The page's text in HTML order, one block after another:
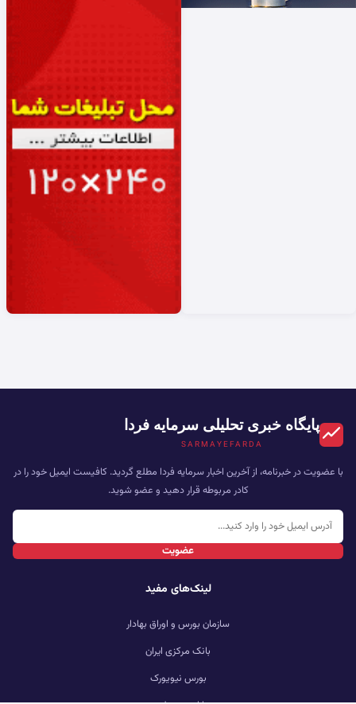
پایگاه خبری تحلیلی سرمایه فردا
SARMAYEFARDA
با عضویت در خبرنامه، از آخرین اخبار سرمایه فردا مطلع گردید. کافیست ایمیل خود را در
کادر مربوطه قرار دهید و عضو شوید.
عضویت
لینک‌های مفید
سازمان بورس و اوراق بهادار
بانک مرکزی ایران
بورس نیویورک